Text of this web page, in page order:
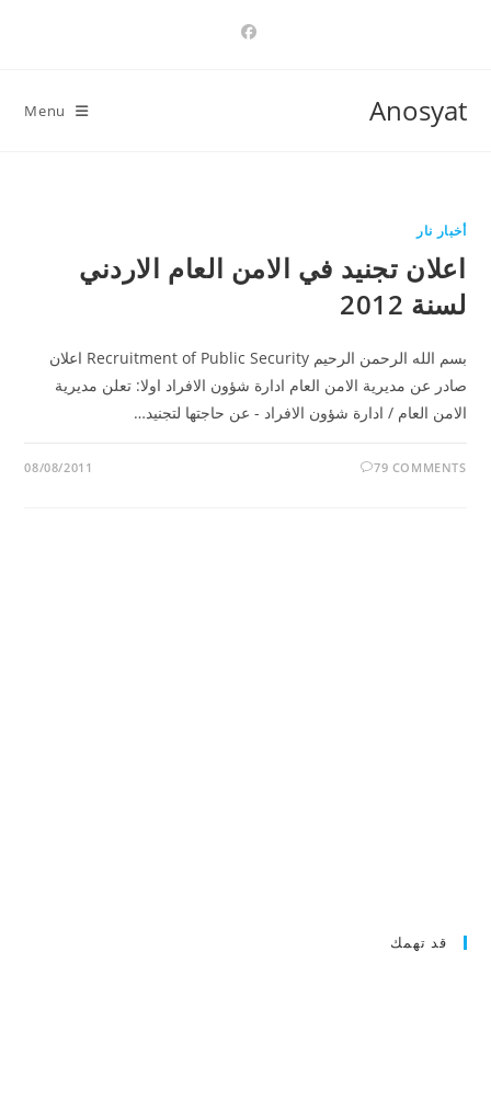
Anosyat
Menu
أخبار نار
اعلان تجنيد في الامن العام الاردني
لسنة 2012
بسم الله الرحمن الرحيم Recruitment of Public Security اعلان
صادر عن مديرية الامن العام ادارة شؤون الافراد اولا: تعلن مديرية
الامن العام / ادارة شؤون الافراد - عن حاجتها لتجنيد…
79 COMMENTS
08/08/2011
قد تهمك